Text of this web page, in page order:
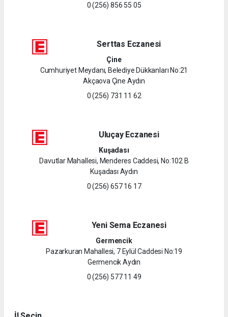
0 (256) 856 55 05
Serttas Eczanesi
Çine
Cumhuriyet Meydanı, Belediye Dükkanları No:21
Akçaova Çine Aydın
0 (256) 731 11 62
Uluçay Eczanesi
Kuşadası
Davutlar Mahallesi, Menderes Caddesi, No:102 B
Kuşadası Aydın
0 (256) 657 16 17
Yeni Sema Eczanesi
Germencik
Pazarkuran Mahallesi, 7 Eylül Caddesi No:19
Germencik Aydın
0 (256) 577 11 49